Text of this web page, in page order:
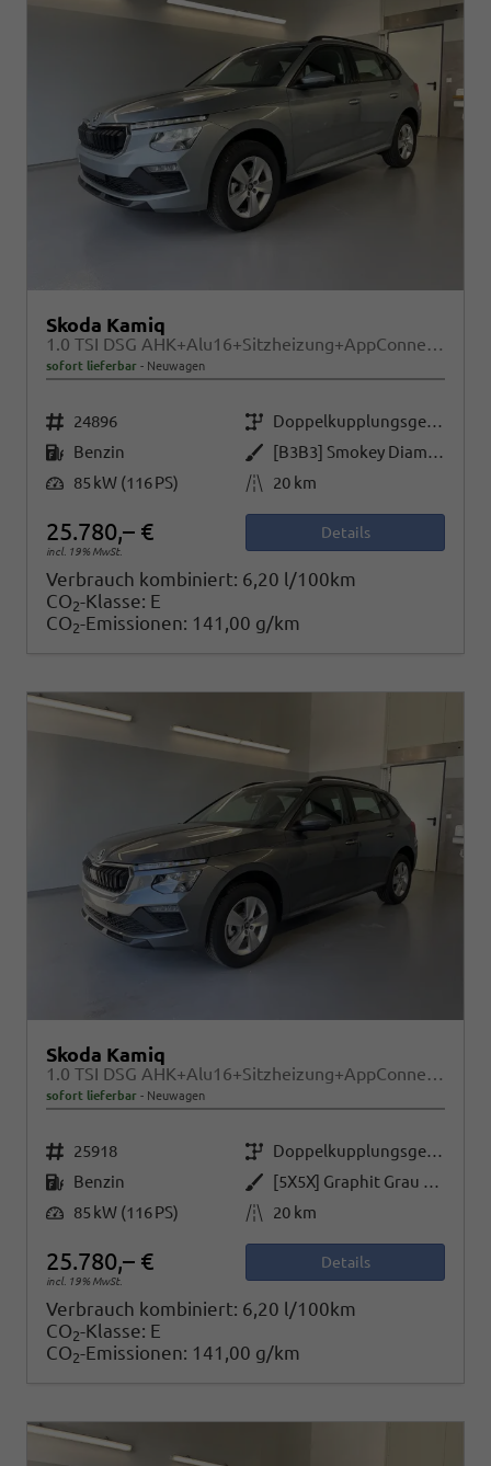
Skoda Kamiq
1.0 TSI DSG AHK+Alu16+Sitzheizung+AppConnect+GV5+LED+Nebel+Klima
sofort lieferbar Neuwagen
Fahrzeugnr. 24896 Getriebe
Doppelkupplungsgetriebe (DSG)
Kraftstoff Benzin Außenfarbe
[B3B3] Smokey Diamond-Silber Metallic
Leistung 85 kW (116 PS) Kilometerstand 20 km
25.780,– €
incl. 19% MwSt.
Details
Verbrauch kombiniert: 6,20 l/100km
CO2-Klasse: E
CO2-Emissionen: 141,00 g/km
Skoda Kamiq
1.0 TSI DSG AHK+Alu16+Sitzheizung+AppConnect+GV5+LED+Nebel+Klima
sofort lieferbar Neuwagen
Fahrzeugnr. 25918 Getriebe
Doppelkupplungsgetriebe (DSG)
Kraftstoff Benzin Außenfarbe
[5X5X] Graphit Grau Metallic
Leistung 85 kW (116 PS) Kilometerstand 20 km
25.780,– €
incl. 19% MwSt.
Details
Verbrauch kombiniert: 6,20 l/100km
CO2-Klasse: E
CO2-Emissionen: 141,00 g/km